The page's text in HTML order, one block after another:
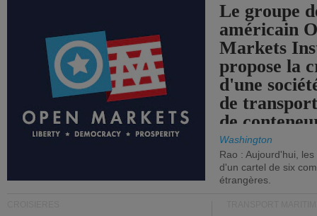
Le groupe
américain
Markets
propose la
d'une
de
de
Washington
Rao : Aujourd'hui,
d'un cartel de six
étrangères.